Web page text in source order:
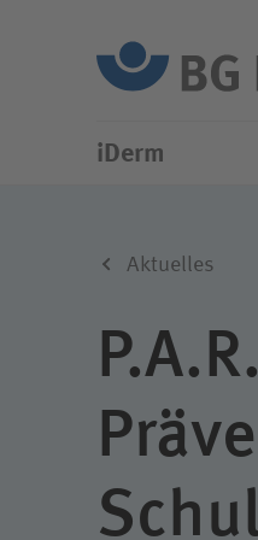
Forschung
Ihre
iDerm
Aktuelles